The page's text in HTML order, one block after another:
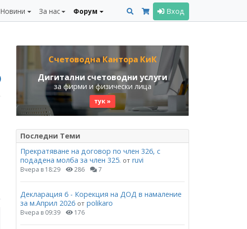
Новини За нас Форум Вход
Счетоводна Кантора КиК
Дигитални счетоводни услуги
за фирми и физически лица
тук »
Последни Теми
Прекратяване на договор по член 326, с
подадена молба за член 325. от ruvi
Вчера в 18:29 286 7
Декларация 6 - Корекция на ДОД в намаление
за м.Април 2026 от polikaro
Вчера в 09:39 176